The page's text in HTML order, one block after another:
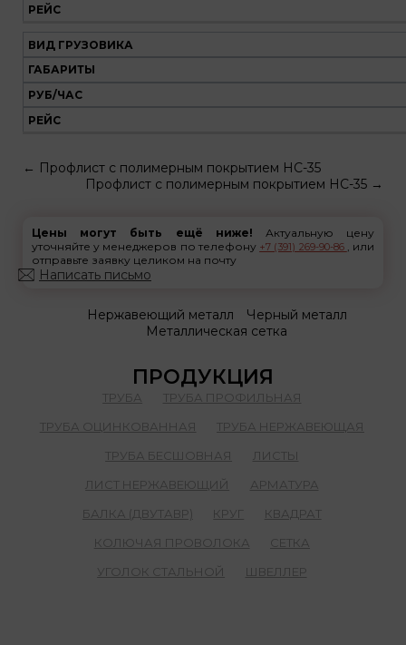
РЕЙС
ВИД ГРУЗОВИКА
ГАБАРИТЫ
РУБ/ЧАС
РЕЙС
← Профлист с полимерным покрытием НС-35
Профлист с полимерным покрытием НС-35 →
Цены могут быть ещё ниже! Актуальную цену
уточняйте у менеджеров по телефону +7 (391) 269-90-86 , или
отправьте заявку целиком на почту
Написать письмо
Нержавеющий металл
Черный металл
Металлическая сетка
ПРОДУКЦИЯ
ТРУБА
ТРУБА ПРОФИЛЬНАЯ
ТРУБА ОЦИНКОВАННАЯ
ТРУБА НЕРЖАВЕЮЩАЯ
ТРУБА БЕСШОВНАЯ
ЛИСТЫ
ЛИСТ НЕРЖАВЕЮЩИЙ
АРМАТУРА
БАЛКА (ДВУТАВР)
КРУГ
КВАДРАТ
КОЛЮЧАЯ ПРОВОЛОКА
СЕТКА
УГОЛОК СТАЛЬНОЙ
ШВЕЛЛЕР